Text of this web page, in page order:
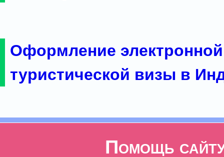
Оформление электронной
туристической визы в
Помощь